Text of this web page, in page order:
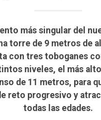
más singular del
torre de 9 metros de
con tres toboganes
niveles, el más
de 11 metros, para
reto progresivo y
todas las edades.